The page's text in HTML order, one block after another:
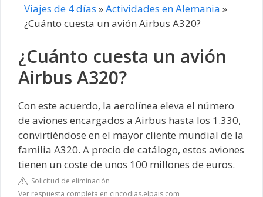
Viajes de 4 días »Actividades en Alemania »
¿Cuánto cuesta un avión Airbus A320?
¿Cuánto cuesta un avión
Airbus A320?
Con este acuerdo, la aerolínea eleva el número
de aviones encargados a Airbus hasta los 1.330,
convirtiéndose en el mayor cliente mundial de la
familia A320. A precio de catálogo, estos aviones
tienen un coste de unos 100 millones de euros.
Solicitud de eliminación
Ver respuesta completa en cincodias.elpais.com